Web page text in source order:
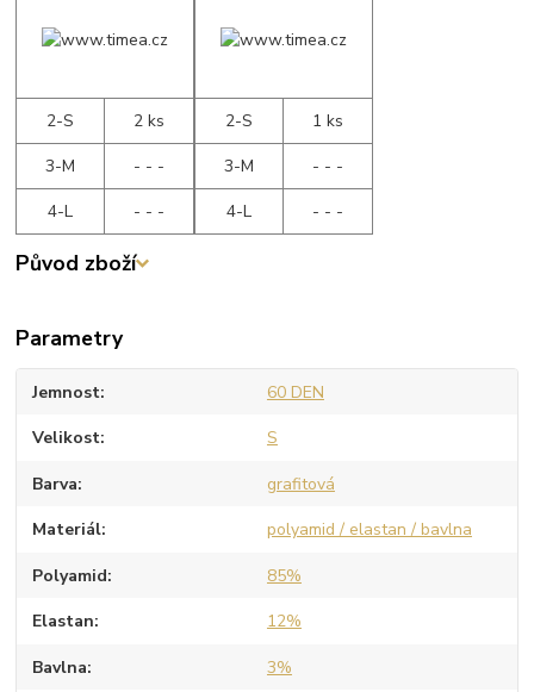
2-S
2 ks
3-M
- - -
4-L
- - -
2-S
1 ks
3-M
- - -
4-L
- - -
Původ zboží
Parametry
Jemnost 60 DEN
Velikost S
Barva grafitová
Materiál polyamid / elastan / bavlna
Polyamid 85%
Elastan 12%
Bavlna 3%